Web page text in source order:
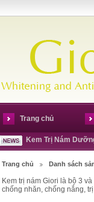
Trang chủ
Kem Trị Nám
Trang chủ Danh sách
Kem trị nám Giori là bộ 3
chống nhăn, chống nắng,